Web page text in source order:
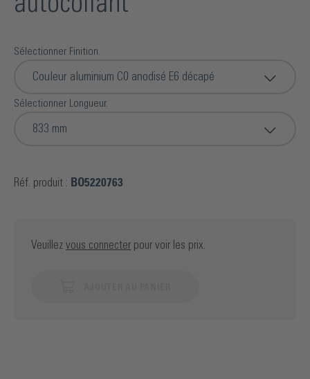
Sélectionner Finition.
Couleur aluminium C0 anodisé E6 décapé
Sélectionner Longueur.
833 mm
Réf. produit : BO5220763
Veuillez vous connecter pour voir les prix.